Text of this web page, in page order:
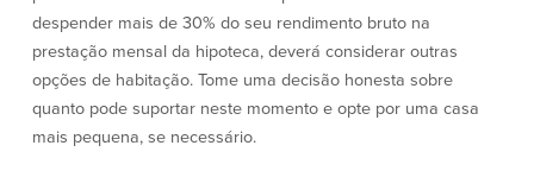
Ajuda e suporte
Informação de licença da entidade
da hipoteca
Carreiras
despender mais de 30% do seu rendimento bruto na
prestação mensal da hipoteca, deverá considerar outras
opções de habitação. Tome uma decisão honesta sobre
quanto pode suportar neste momento e opte por uma casa
mais pequena, se necessário.